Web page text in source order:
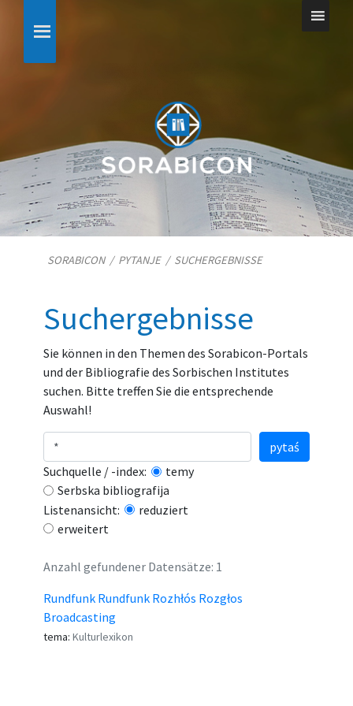
SORABICON/ PYTANJE/ SUCHERGEBNISSE
Suchergebnisse
Sie können in den Themen des Sorabicon-Portals
und der Bibliografie des Sorbischen Institutes
suchen. Bitte treffen Sie die entsprechende
Auswahl!
Suchquelle / -index:
temy
Serbska bibliografija
Listenansicht:
reduziert
erweitert
pytaś
Anzahl gefundener Datensätze: 1
Rundfunk Rundfunk Rozhłós Rozgłos
Broadcasting
tema: Kulturlexikon